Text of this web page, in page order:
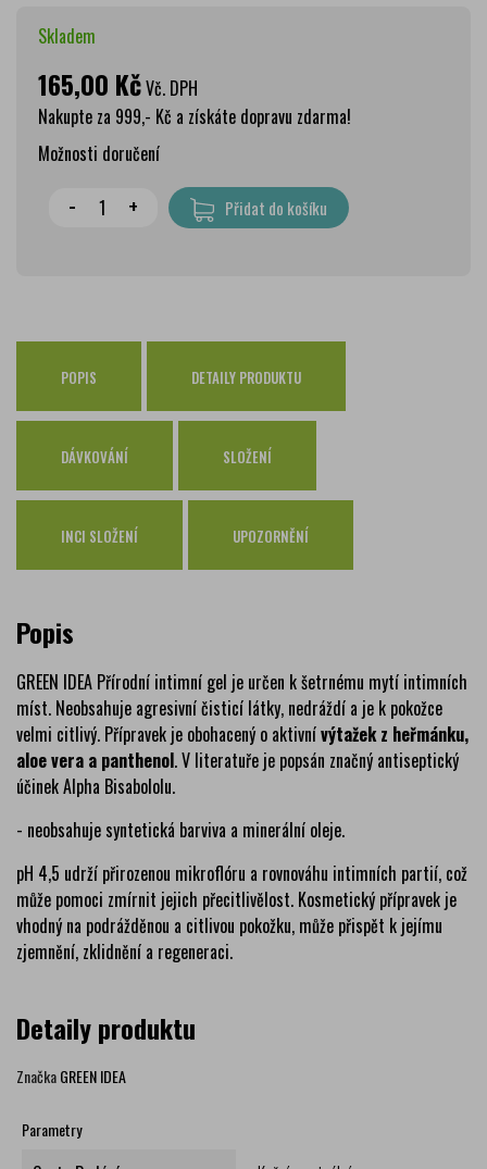
Skladem
165,00 KčVč. DPH
Nakupte za 999,- Kč a získáte dopravu zdarma!
Možnosti doručení
Wolt doprava
zdarma
79 Kč
Osobní odběr Pražákova
zdarma
Osobní odběr Kounicova
Česká pošta
zdarma
PPL
GLS
zdarma
- + Přidat do košíku
POPIS DETAILY PRODUKTU
DÁVKOVÁNÍ SLOŽENÍ
INCI SLOŽENÍ UPOZORNĚNÍ
Popis
GREEN IDEA Přírodní intimní gel je určen k šetrnému mytí intimních
míst. Neobsahuje agresivní čisticí látky, nedráždí a je k pokožce
velmi citlivý. Přípravek je obohacený o aktivnívýtažek z heřmánku,
aloe vera a panthenol. V literatuře je popsán značný antiseptický
účinek Alpha Bisabololu.
- neobsahuje syntetická barviva a minerální oleje.
pH 4,5 udrží přirozenou mikroflóru a rovnováhu intimních partií, což
může pomoci zmírnit jejich přecitlivělost. Kosmetický přípravek je
vhodný na podrážděnou a citlivou pokožku, může přispět k jejímu
zjemnění, zklidnění a regeneraci.
Detaily produktu
ZnačkaGREEN IDEA
Parametry